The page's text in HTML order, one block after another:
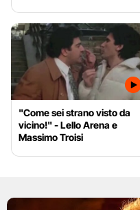
"Come sei strano visto da
vicino!" - Lello Arena e
Massimo Troisi